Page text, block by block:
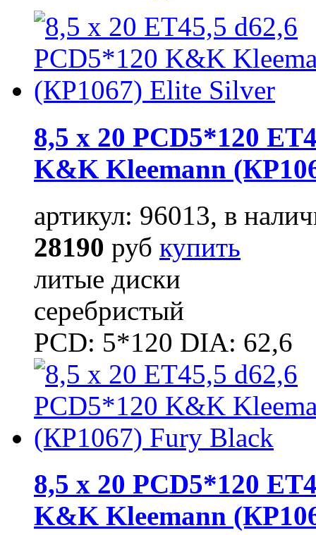
8,5 x 20 PCD5*120
K&K Kleemann
артикул: 96013, в
28190 руб купить
литые диски
серебристый
PCD: 5*120 DIA: 62,6
8,5 x 20 PCD5*120
K&K Kleemann